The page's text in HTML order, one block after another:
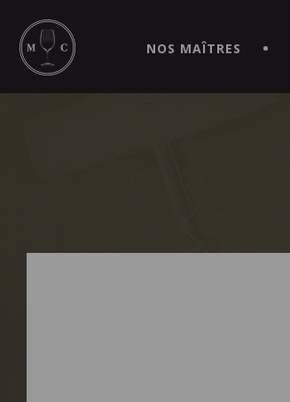
MAITRE | CAVISTE VIRTUEL!
NOS MAÎTRES